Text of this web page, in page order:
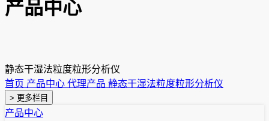
产品中心
静态干湿法粒度粒形分析仪
首页 产品中心 代理产品 静态干湿法粒度粒形分析仪
> 更多栏目
产品中心